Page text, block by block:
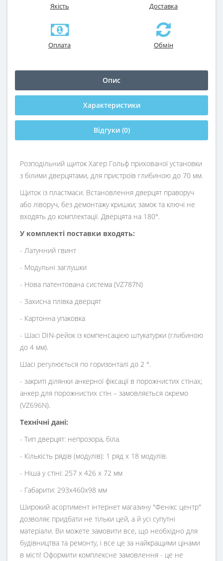
Якість Доставка
Оплата Обмін
Опис
Характеристики
Відгуки (0)
Розподільний щиток Хагер Гольф прихованої установки
з білими дверцятами, для пристроїв глибиною до 70 мм.
Щиток із пластмаси. Встановлення дверцят праворуч
або ліворуч, без демонтажу кришки; замок та ключі не
входять до комплектації. Дверцята на 180°.
У комплекті поставки входять:
- Латунний гвинт
- Модульні заглушки
- Нова патентована система (VZ787N)
- Захисна плівка дверцят
- Картонна упаковка
- Шасі DIN-рейок із компенсацією штукатурки (глибиною
до 4 мм).
Шасі регулюється по горизонталі до 2 °.
- закриті ділянки анкерної фіксації в порожнистих стінах;
анкер для порожнистих стін – замовляється окремо
(VZ696N).
Технічні дані:
- Тип дверцят: непрозора, біла.
- Кількість рядів (модулів): 1 ряд x 18 модулів.
- Ніша у стіні: 257 x 426 x 72 мм
- Габарити: 293х460х98 мм
Широкий асортимент інтернет магазину "Фенікс центр"
дозволяє придбати не тільки цей, а й усі супутні
матеріали. Ви можете замовити все, що необхідно для
будівництва та ремонту, і все це за найкращими цінами
в місті! Оформити комплексне замовлення - це не